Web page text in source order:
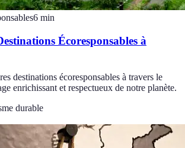
6 min
Écoresponsables à
destinations écoresponsables à travers le
enrichissant et respectueux de notre planète.
durable